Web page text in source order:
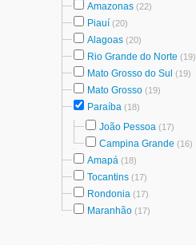
Amazonas (22)
Piauí (20)
Alagoas (20)
Rio Grande do Norte (19)
Mato Grosso do Sul (19)
Mato Grosso (19)
Paraíba (18)
João Pessoa (17)
Campina Grande (16)
Amapá (18)
Tocantins (17)
Rondonia (17)
Maranhão (17)